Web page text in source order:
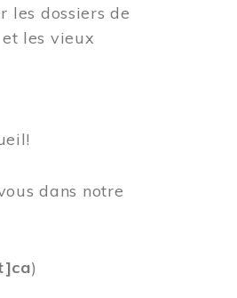
les dossiers de
les vieux
dans notre
)